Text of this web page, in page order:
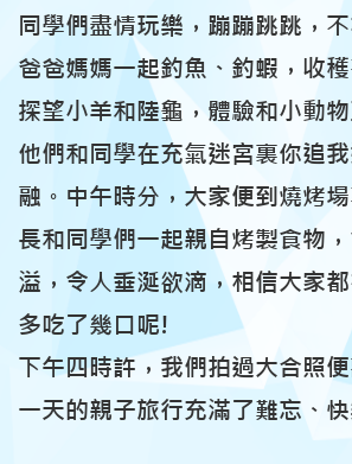
同學們盡情玩樂，蹦蹦跳跳，
爸爸媽媽一起釣魚、釣蝦，收
探望小羊和陸龜，體驗和小動物
他們和同學在充氣迷宮裏你追
融。中午時分，大家便到燒烤
長和同學們一起親自烤製食物
溢，令人垂涎欲滴，相信大家
多吃了幾口呢!
下午四時許，我們拍過大合照
一天的親子旅行充滿了難忘、